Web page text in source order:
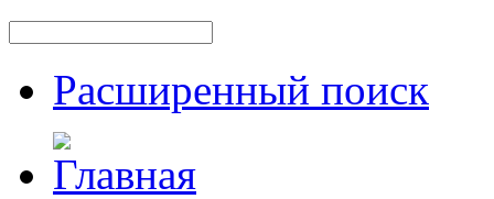
Расширенный поиск